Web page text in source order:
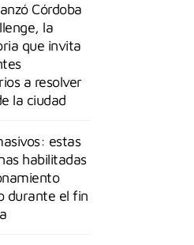
Córdoba
la
que invita
a resolver
la ciudad
estas
habilitadas
durante el fin